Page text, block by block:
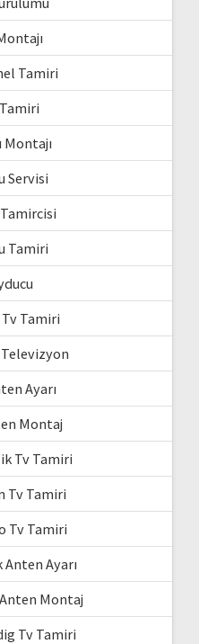
Tamiri
Servisi
Tamiri
Tamiri
Televizyon
Ayarı
Montaj
Tv Tamiri
Tv Tamiri
Tv Tamiri
Anten Ayarı
Montaj
Tv Tamiri